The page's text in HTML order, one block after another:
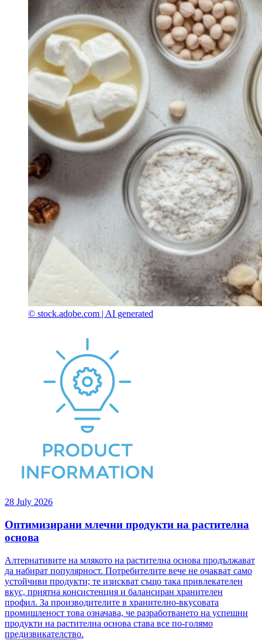
© stock.adobe.com | AI generated
28 July 2026
Оптимизирани млечни продукти на растителна
основа
Алтернативите на млякото на растителна основа продължават
да набират популярност. Потребителите вече не очакват само
устойчиви продукти; те изискват също така привлекателен
вкус, приятна консистенция и балансиран хранителен
профил. За производителите в хранително-вкусовата
промишленост това означава, че разработването на успешни
продукти на растителна основа става все по-голямо
предизвикателство.